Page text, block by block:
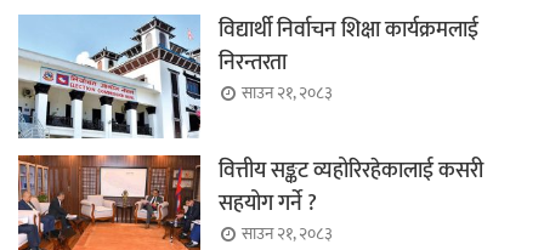
विद्यार्थी निर्वाचन शिक्षा कार्यक्रमलाई
निरन्तरता
साउन २१, २०८३
वित्तीय सङ्कट व्यहोरिरहेकालाई कसरी
सहयोग गर्ने ?
साउन २१, २०८३